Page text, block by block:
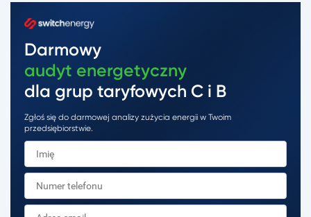
Darmowy
audyt energetyczny
dla grup taryfowych C i B
Zgłoś się do darmowej analizy zużycia energii w Twoim
przedsiębiorstwie.